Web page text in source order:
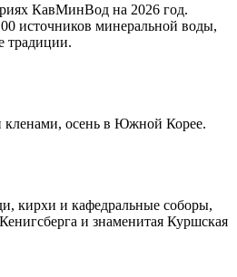
КавМинВод на 2026 год.
источников минеральной воды,
традиции.
кленами, осень в Южной Корее.
кирхи и кафедральные соборы,
и знаменитая Куршская